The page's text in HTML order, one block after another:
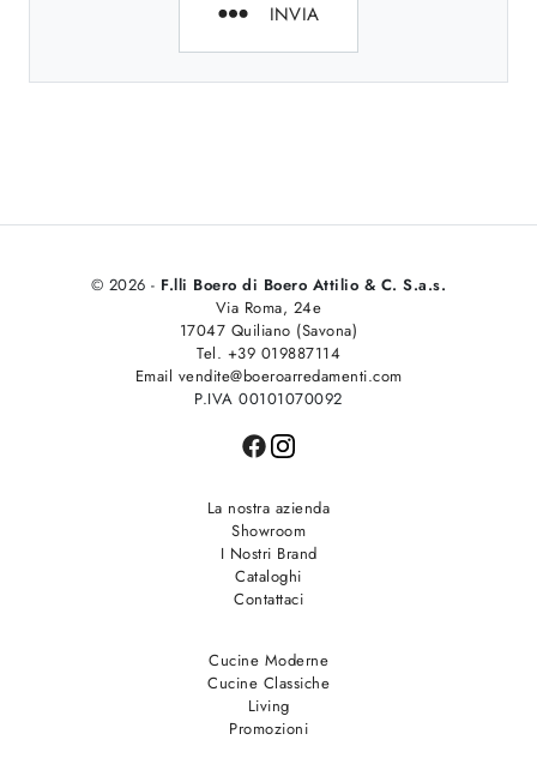
INVIA
© 2026 - F.lli Boero di Boero Attilio & C. S.a.s.
Via Roma, 24e
17047 Quiliano (Savona)
Tel. +39 019887114
Email vendite@boeroarredamenti.com
P.IVA 00101070092
La nostra azienda
Showroom
I Nostri Brand
Cataloghi
Contattaci
Cucine Moderne
Cucine Classiche
Living
Promozioni